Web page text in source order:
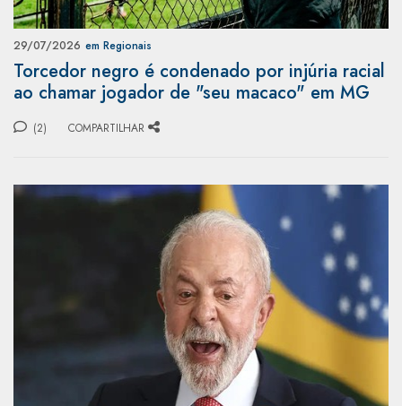
29/07/2026 em Regionais
Torcedor negro é condenado por injúria racial
ao chamar jogador de "seu macaco" em MG
(2) COMPARTILHAR